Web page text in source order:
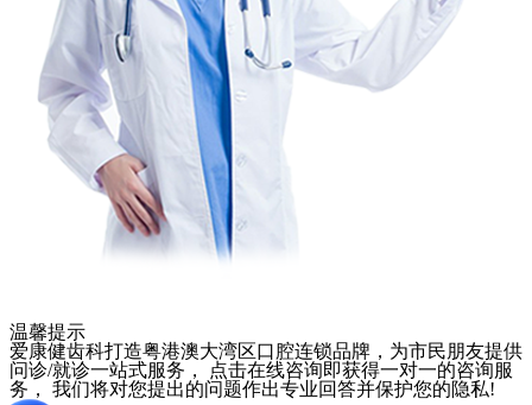
温馨提示
爱康健齿科打造粤港澳大湾区口腔连锁品牌，为市民朋友提供
问诊/就诊一站式服务， 点击在线咨询即获得一对一的咨询服
务， 我们将对您提出的问题作出专业回答并保护您的隐私!